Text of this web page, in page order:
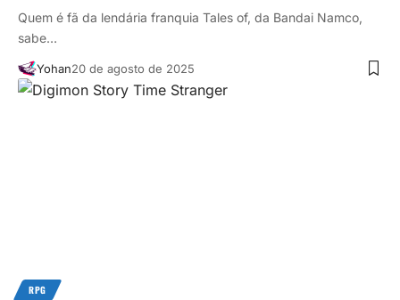
Quem é fã da lendária franquia Tales of, da Bandai Namco,
sabe…
Yohan20 de agosto de 2025
RPG